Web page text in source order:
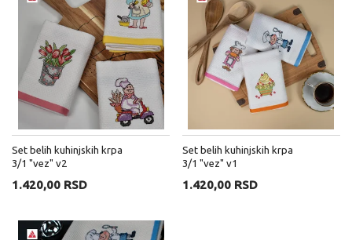
Set belih kuhinjskih krpa
3/1 "vez" v2
1.420,00 RSD
Set belih kuhinjskih krpa
3/1 "vez" v1
1.420,00 RSD